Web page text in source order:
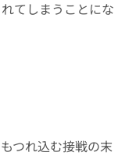
てしまうことにな
つれ込む接戦の末